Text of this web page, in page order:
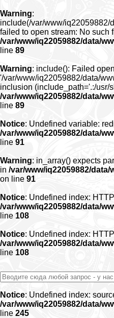
Warning:
include(/var/www/iq22059882/
failed to open stream: No such
/var/www/iq22059882/data/
line 89
Warning: include(): Failed
'/var/www/iq22059882/data/
inclusion (include_path='.:/usr/
/var/www/iq22059882/data/
line 89
Notice: Undefined variable:
/var/www/iq22059882/data/
line 91
Warning: in_array() expects
in /var/www/iq22059882/
on line 91
Notice: Undefined index:
/var/www/iq22059882/data/
line 108
Notice: Undefined index:
/var/www/iq22059882/data/
line 108
Notice: Undefined index:
/var/www/iq22059882/data/
line 245